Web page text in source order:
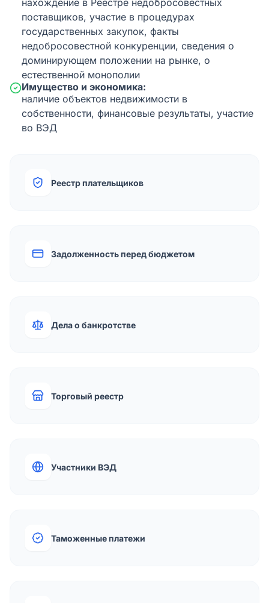
нахождение в Реестре недобросовестных
поставщиков, участие в процедурах
государственных закупок, факты
недобросовестной конкуренции, сведения о
доминирующем положении на рынке, о
естественной монополии
Имущество и экономика:
наличие объектов недвижимости в
собственности, финансовые результаты, участие
во ВЭД
Реестр плательщиков
Задолженность перед бюджетом
Дела о банкротстве
Торговый реестр
Участники ВЭД
Таможенные платежи